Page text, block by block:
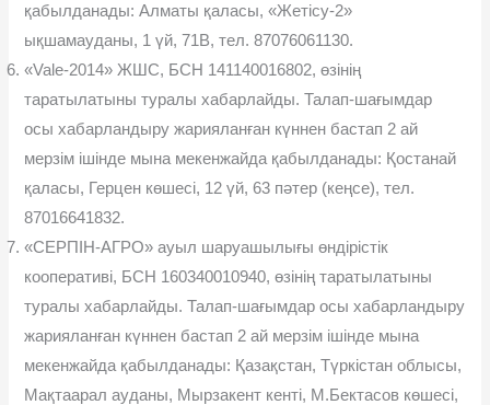
қабылданады: Алматы қаласы, «Жетісу-2»
ықшамауданы, 1 үй, 71В, тел. 87076061130.
«Vale-2014» ЖШС, БСН 141140016802, өзінің
таратылатыны туралы хабарлайды. Талап-шағымдар
осы хабарландыру жарияланған күннен бастап 2 ай
мерзім ішінде мына мекенжайда қабылданады: Қостанай
қаласы, Герцен көшесі, 12 үй, 63 пәтер (кеңсе), тел.
87016641832.
«СЕРПІН-АГРО» ауыл шаруашылығы өндірістік
кооперативі, БСН 160340010940, өзінің таратылатыны
туралы хабарлайды. Талап-шағымдар осы хабарландыру
жарияланған күннен бастап 2 ай мерзім ішінде мына
мекенжайда қабылданады: Қазақстан, Түркістан облысы,
Мақтаарал ауданы, Мырзакент кенті, М.Бектасов көшесі,